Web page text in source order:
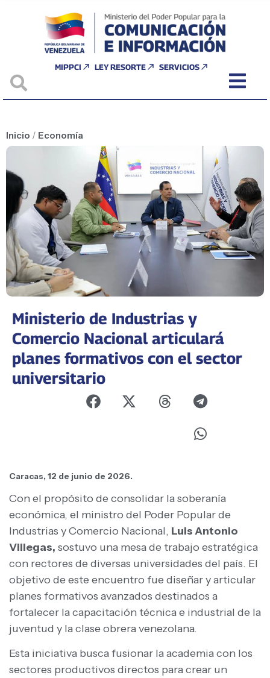
MIPPCI LEY RESORTE SERVICIOS
Inicio / Economía
Ministerio de Industrias y
Comercio Nacional articulará
planes formativos con el sector
universitario
Caracas, 12 de junio de 2026.
Con el propósito de consolidar la soberanía
económica, el ministro del Poder Popular de
Industrias y Comercio Nacional, Luis Antonio
Villegas, sostuvo una mesa de trabajo estratégica
con rectores de diversas universidades del país. El
objetivo de este encuentro fue diseñar y articular
planes formativos avanzados destinados a
fortalecer la capacitación técnica e industrial de la
juventud y la clase obrera venezolana.
Esta iniciativa busca fusionar la academia con los
sectores productivos directos para crear un